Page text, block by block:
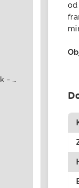
Argan Sublime Argan Oil Mask - arganová maska na vlasy 1000 ml